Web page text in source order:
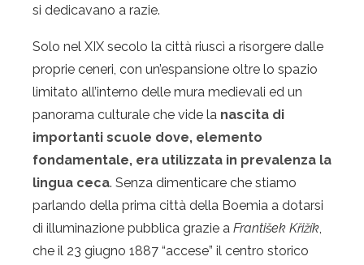
si dedicavano a razie.
Solo nel XIX secolo la città riuscì a risorgere dalle
proprie ceneri, con un’espansione oltre lo spazio
limitato all’interno delle mura medievali ed un
panorama culturale che vide la nascita di
importanti scuole dove, elemento
fondamentale, era utilizzata in prevalenza la
lingua ceca. Senza dimenticare che stiamo
parlando della prima città della Boemia a dotarsi
di illuminazione pubblica grazie a František Křižík,
che il 23 giugno 1887 “accese” il centro storico